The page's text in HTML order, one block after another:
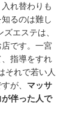
れ替わりも
るのは難し
エステは、
です。一宮
指導をすれ
それで若い人
が、 マッサ
伴った人で